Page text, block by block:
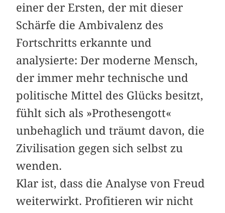
einer der Ersten, der mit dieser
Schärfe die Ambivalenz des
Fortschritts erkannte und
analysierte: Der moderne Mensch,
der immer mehr technische und
politische Mittel des Glücks besitzt,
fühlt sich als »Prothesengott«
unbehaglich und träumt davon, die
Zivilisation gegen sich selbst zu
wenden.
Klar ist, dass die Analyse von Freud
weiterwirkt. Profitieren wir nicht